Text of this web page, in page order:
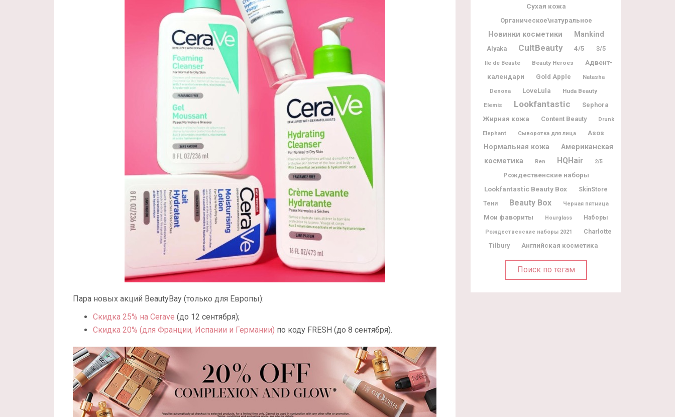
Пара новых акций BeautyBay (только для Европы):
Скидка 25% на Cerave (до 12 сентября);
Скидка 20% (для Франции, Испании и Германии) по коду FRESH (до 8 сентября).
Сухая кожа
Органическое\натуральное
Новинки косметики Mankind
Alyaka CultBeauty 4/5 3/5
Ile de Beaute Beauty Heroes
Адвент-
календари
Gold Apple
Natasha
Denona
LoveLula
Huda Beauty
Elemis
Lookfantastic Sephora
Жирная кожа Content Beauty Drunk
Elephant Сыворотка для лица Asos
Нормальная кожа
Американская
косметика
Ren HQHair 2/5
Рождественские наборы
Lookfantastic Beauty Box
SkinStore
Тени
Beauty Box Черная пятница
Мои фавориты Hourglass Наборы
Рождественские наборы 2021
Charlotte
Tilbury
Английская косметика
Поиск по тегам